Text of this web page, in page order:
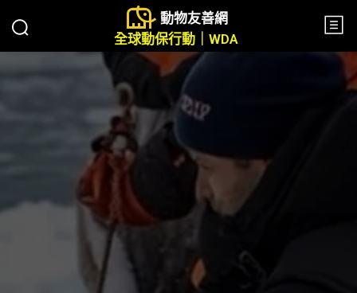
動物友善網
全球動保行動｜WDA